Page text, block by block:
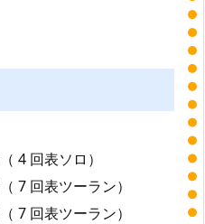
4 回表ソロ）
7 回表ツーラン）
7 回表ツーラン）